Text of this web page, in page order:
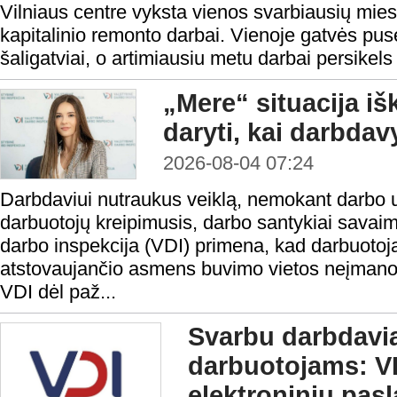
Vilniaus centre vyksta vienos svarbiausių
kapitalinio remonto darbai. Vienoje gatvės
šaligatviai, o artimiausiu metu darbai
„Mere“ situacija
daryti, kai
2026-08-04 07:24
Darbdaviui nutraukus veiklą, nemokant darbo
darbuotojų kreipimusis, darbo santykiai
darbo inspekcija (VDI) primena, kad
atstovaujančio asmens buvimo vietos
VDI dėl paž...
Svarbu
darbuotojams: